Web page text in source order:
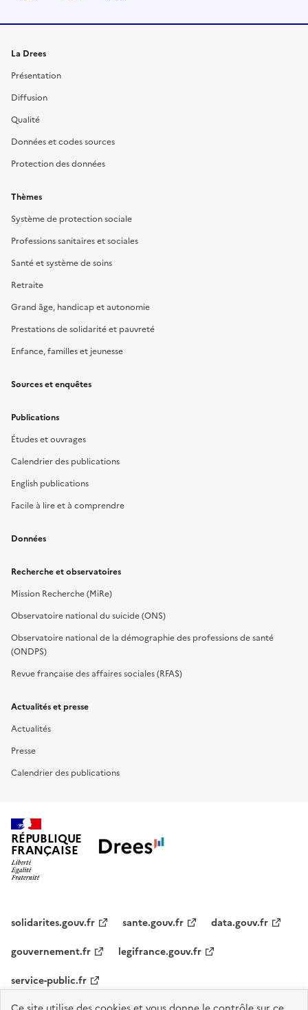
La Drees
Présentation
Diffusion
Qualité
Données et codes sources
Protection des données
Thèmes
Système de protection sociale
Professions sanitaires et sociales
Santé et système de soins
Retraite
Grand âge, handicap et autonomie
Prestations de solidarité et pauvreté
Enfance, familles et jeunesse
Sources et enquêtes
Publications
Études et ouvrages
Calendrier des publications
English publications
Facile à lire et à comprendre
Données
Recherche et observatoires
Mission Recherche (MiRe)
Observatoire national du suicide (ONS)
Observatoire national de la démographie des professions de santé
(ONDPS)
Revue française des affaires sociales (RFAS)
Actualités et presse
Actualités
Presse
Calendrier des publications
RÉPUBLIQUE
FRANÇAISE
solidarites.gouv.fr sante.gouv.fr
data.gouv.fr
gouvernement.fr
legifrance.gouv.fr
service-public.fr